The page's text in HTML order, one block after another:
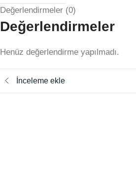
Değerlendirmeler (0)
Değerlendirmeler
Henüz değerlendirme yapılmadı.
İnceleme ekle